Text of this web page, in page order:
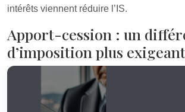
intérêts viennent réduire l’IS.
Apport-cession : un
d’imposition plus exigeant